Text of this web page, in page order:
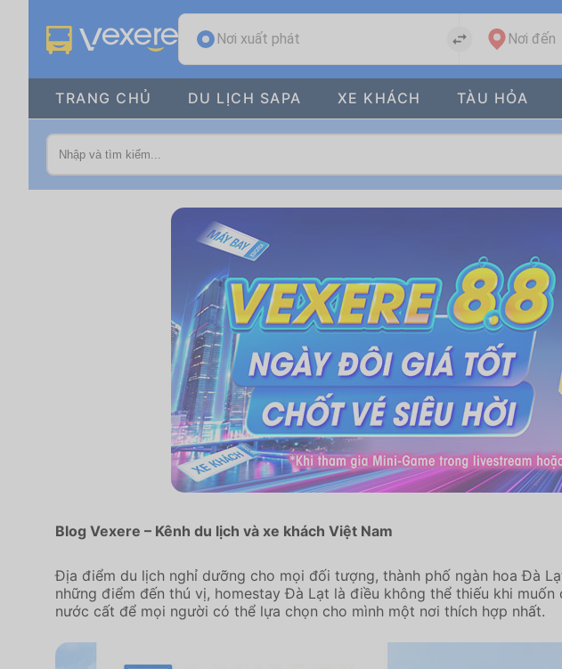
Nơi xuất phát Nơi đến
TRANG CHỦ DU LỊCH SAPA XE KHÁCH TÀU HỎA
Blog Vexere – Kênh du lịch và xe khách Việt Nam
Địa điểm du lịch nghỉ dưỡng cho mọi đối tượng, thành phố ngàn hoa Đà
những điểm đến thú vị, homestay Đà Lạt là điều không thể thiếu khi
nước cất để mọi người có thể lựa chọn cho mình một nơi thích hợp nhất.